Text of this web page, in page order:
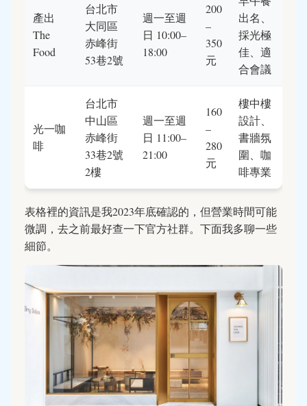
產出
The
Food
台北市
大同區
赤峰街
53巷2號
週一至週
日 10:00–
18:00
200
–
350
元
出名、
採光極
佳、適
合會議
光一咖
啡
台北市
中山區
赤峰街
33巷2號
2樓
週一至週
日 11:00–
21:00
160
–
280
元
樓中樓
設計、
書牆氛
圍、咖
啡專業
表格裡的資訊是我2023年底確認的，但營業時間可能
微調，去之前最好查一下官方社群。下面我多聊一些
細節。